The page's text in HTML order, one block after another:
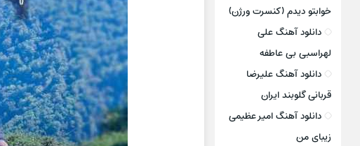
خوابتو دیدم (کنسرت ورژن)
دانلود آهنگ علی
لهراسبی بی عاطفه
دانلود آهنگ علیرضا
قربانی گلوبند ایران
دانلود آهنگ امیر عظیمی
زیبای من